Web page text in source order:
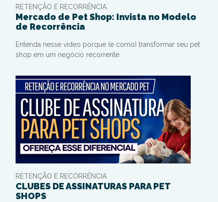
RETENÇÃO E RECORRÊNCIA
Mercado de Pet Shop: Invista no Modelo
de Recorrência
Entenda nesse vídeo porque (e como) transformar seu pet
shop em um negócio recorrente.
RETENÇÃO E RECORRÊNCIA
CLUBES DE ASSINATURAS PARA PET
SHOPS